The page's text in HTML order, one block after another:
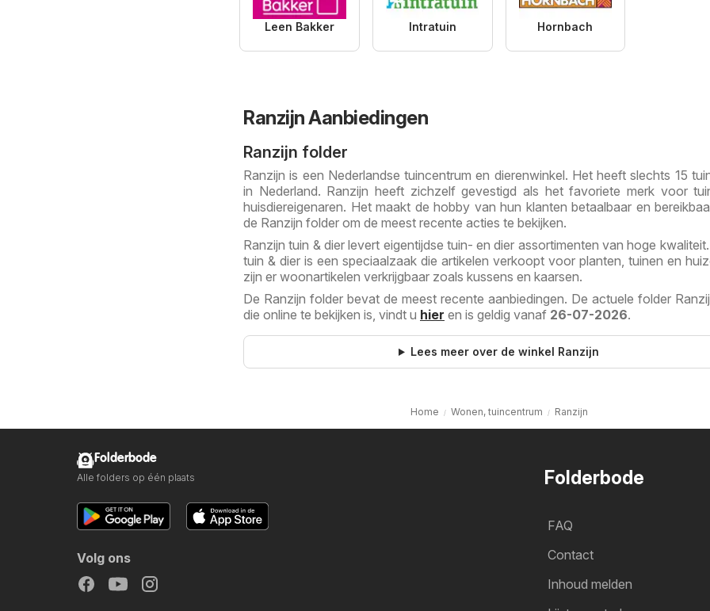
Leen Bakker Intratuin Hornbach
Ranzijn Aanbiedingen
Ranzijn folder
Ranzijn is een Nederlandse tuincentrum en dierenwinkel. Het heeft slechts 15
in Nederland. Ranzijn heeft zichzelf gevestigd als het favoriete merk voor
huisdiereigenaren. Het maakt de hobby van hun klanten betaalbaar en
de Ranzijn folder om de meest recente acties te bekijken.
Ranzijn tuin & dier levert eigentijdse tuin- en dier assortimenten van hoge
tuin & dier is een speciaalzaak die artikelen verkoopt voor planten, tuinen en
zijn er woonartikelen verkrijgbaar zoals kussens en kaarsen.
De Ranzijn folder bevat de meest recente aanbiedingen. De actuele folder
die online te bekijken is, vindt u hier en is geldig vanaf 26-07-2026.
Lees meer over de winkel Ranzijn
Home Wonen, tuincentrum Ranzijn
Folderbode
FAQ
Contact
Inhoud melden
Folderbode
Alle folders op één plaats
Volg ons